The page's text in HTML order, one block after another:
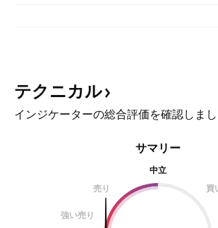
テクニカル
インジケーターの総合評価を確認しまし
サマリー
中立
売り
買
強い売り